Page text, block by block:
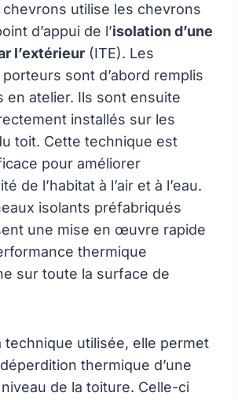
utilise les chevrons
d’appui de l’isolation d’une
l’extérieur (ITE). Les
sont d’abord remplis
en atelier. Ils sont ensuite
installés sur les
toit. Cette technique est
pour améliorer
de l’habitat à l’air et à l’eau.
isolants préfabriqués
une mise en œuvre rapide
thermique
sur toute la surface de
technique utilisée, elle permet
thermique d’une
de la toiture. Celle-ci